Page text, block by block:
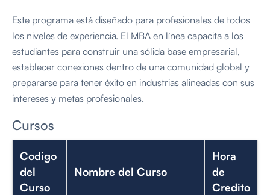
Este programa está diseñado para profesionales de todos
los niveles de experiencia. El MBA en línea capacita a los
estudiantes para construir una sólida base empresarial,
establecer conexiones dentro de una comunidad global y
prepararse para tener éxito en industrias alineadas con sus
intereses y metas profesionales.
Cursos
Codigo
del
Curso
Nombre del Curso
Hora
de
Credito